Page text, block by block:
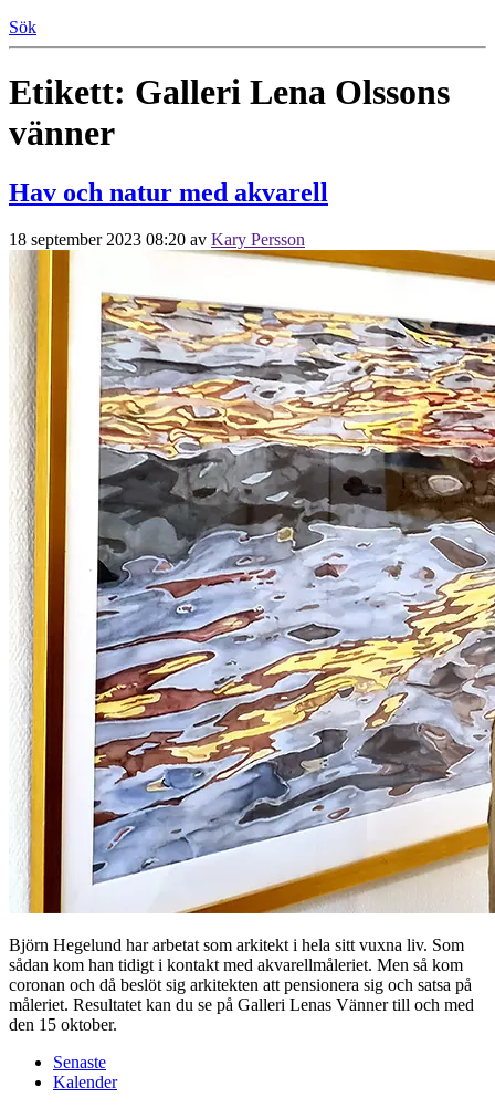
Sök
Etikett: Galleri Lena Olssons
vänner
Hav och natur med akvarell
18 september 2023 08:20 av Kary Persson
Björn Hegelund har arbetat som arkitekt i hela sitt vuxna liv. Som
sådan kom han tidigt i kontakt med akvarellmåleriet. Men så kom
coronan och då beslöt sig arkitekten att pensionera sig och satsa på
måleriet. Resultatet kan du se på Galleri Lenas Vänner till och med
den 15 oktober.
Senaste
Kalender